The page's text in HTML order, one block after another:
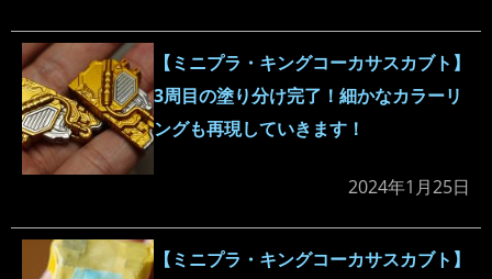
【ミニプラ・キングコーカサスカブト】
3周目の塗り分け完了！細かなカラーリ
ングも再現していきます！
2024年1月25日
【ミニプラ・キングコーカサスカブト】